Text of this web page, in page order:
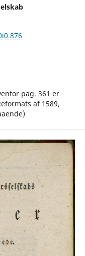
pag. 361 er
af 1589,